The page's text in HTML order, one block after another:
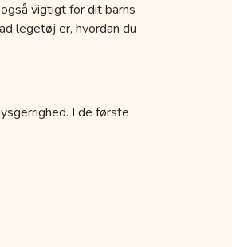
vigtigt for dit barns
legetøj er, hvordan du
I de første